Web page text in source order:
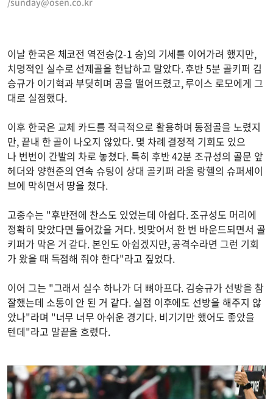
이날 한국은 체코전 역전승(2-1 승)의 기세를 이어가려 했지만,
치명적인 실수로 선제골을 헌납하고 말았다. 후반 5분 골키퍼 김
승규가 이기혁과 부딪히며 공을 떨어뜨렸고, 루이스 로모에게 그
대로 실점했다.
이후 한국은 교체 카드를 적극적으로 활용하며 동점골을 노렸지
만, 끝내 한 골이 나오지 않았다. 몇 차례 결정적 기회도 있으
나 번번이 간발의 차로 놓쳤다. 특히 후반 42분 조규성의 골문 앞
헤더와 양현준의 연속 슈팅이 상대 골키퍼 라울 랑헬의 슈퍼세이
브에 막히면서 땅을 쳤다.
고종수는 "후반전에 찬스도 있었는데 아쉽다. 조규성도 머리에
정확히 맞았다면 들어갔을 거다. 빗맞어서 한 번 바운드되면서 골
키퍼가 막은 거 같다. 본인도 아쉽겠지만, 공격수라면 그런 기회
가 왔을 때 득점해 줘야 한다"라고 짚었다.
이어 그는 "그래서 실수 하나가 더 뼈아프다. 김승규가 선방을 참
잘했는데 소통이 안 된 거 같다. 실점 이후에도 선방을 해주지 않
았나"라며 "너무 너무 아쉬운 경기다. 비기기만 했어도 좋았을
텐데"라고 말끝을 흐렸다.